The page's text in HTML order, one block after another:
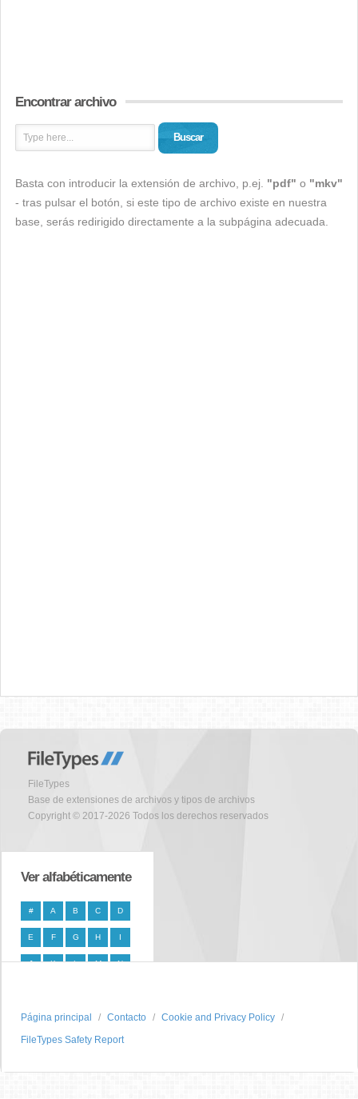
Encontrar archivo
Buscar
Basta con introducir la extensión de archivo, p.ej. "pdf" o "mkv"
- tras pulsar el botón, si este tipo de archivo existe en nuestra
base, serás redirigido directamente a la subpágina adecuada.
FileTypes
Base de extensiones de archivos y tipos de archivos
Copyright © 2017-2026 Todos los derechos reservados
Ver alfabéticamente
# A B C D
E F G H I
J K L M N
T U V W X
Y Z
Página principal Contacto
Cookie and Privacy Policy
FileTypes Safety Report